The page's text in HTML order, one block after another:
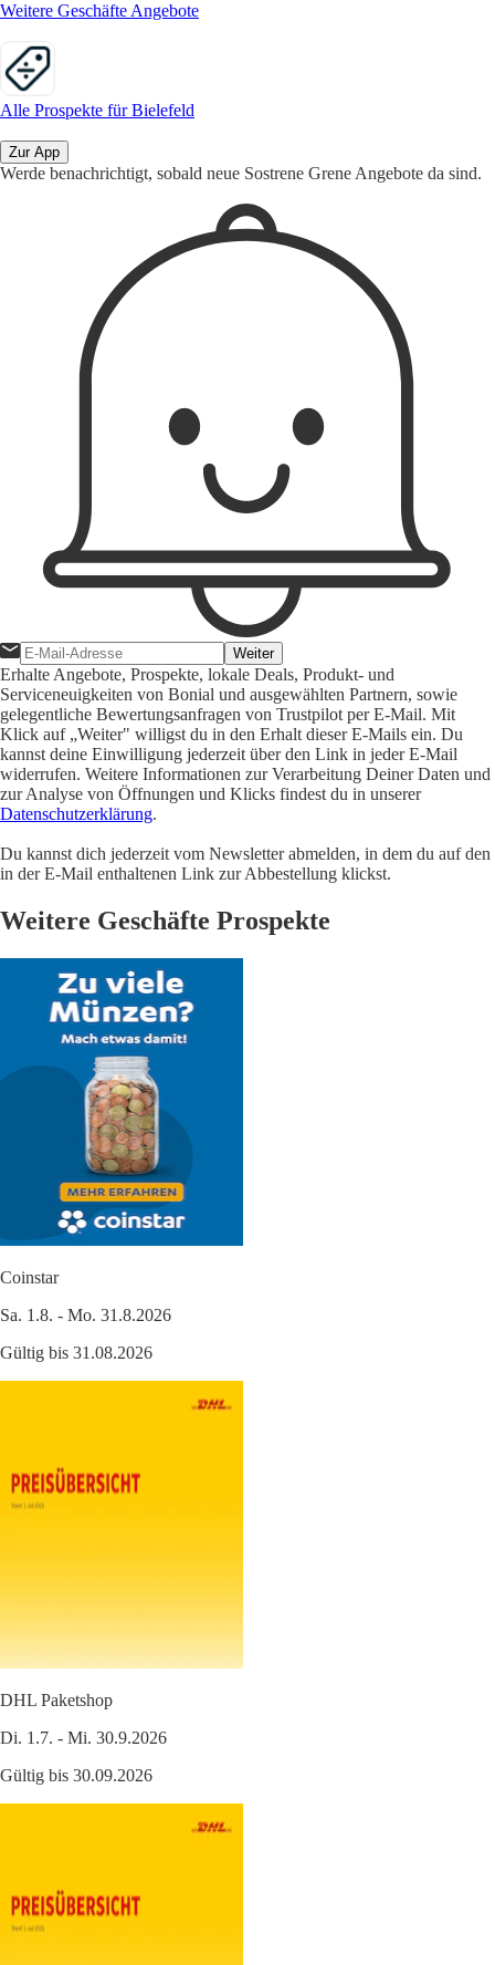
Weitere Geschäfte Angebote
Alle Prospekte für Bielefeld
Zur App
Werde benachrichtigt, sobald neue Sostrene Grene Angebote da sind.
Weiter
Erhalte Angebote, Prospekte, lokale Deals, Produkt- und
Serviceneuigkeiten von Bonial und ausgewählten Partnern, sowie
gelegentliche Bewertungsanfragen von Trustpilot per E-Mail. Mit
Klick auf „Weiter" willigst du in den Erhalt dieser E-Mails ein. Du
kannst deine Einwilligung jederzeit über den Link in jeder E-Mail
widerrufen. Weitere Informationen zur Verarbeitung Deiner Daten und
zur Analyse von Öffnungen und Klicks findest du in unserer
Datenschutzerklärung.
Du kannst dich jederzeit vom Newsletter abmelden, in dem du auf den
in der E-Mail enthaltenen Link zur Abbestellung klickst.
Weitere Geschäfte Prospekte
Coinstar
Sa. 1.8. - Mo. 31.8.2026
Gültig bis 31.08.2026
DHL Paketshop
Di. 1.7. - Mi. 30.9.2026
Gültig bis 30.09.2026